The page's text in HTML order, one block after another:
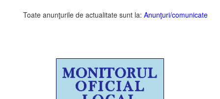
Toate anunţurile de actualitate sunt la: Anunţuri/comunicate